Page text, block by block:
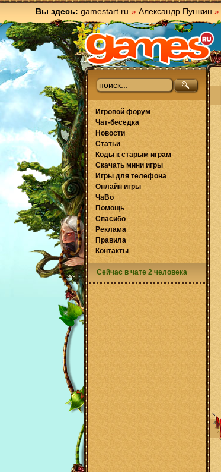
Вы здесь: gamestart.ru » Александр Пушкин »
Игровой форум
Чат-беседка
Новости
Статьи
Коды к старым играм
Скачать мини игры
Игры для телефона
Онлайн игры
ЧаВо
Помощь
Спасибо
Реклама
Правила
Контакты
Сейчас в чате 2 человека